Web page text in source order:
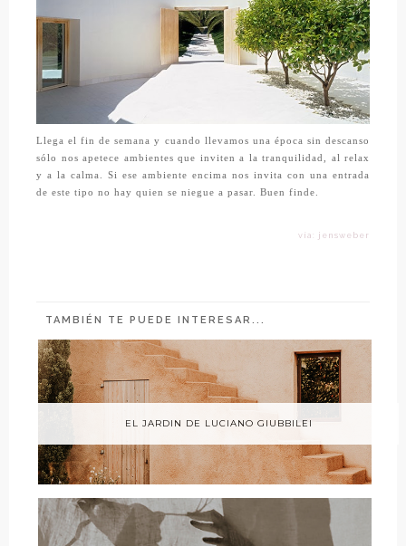
Llega el fin de semana y cuando llevamos una época sin descanso
sólo nos apetece ambientes que inviten a la tranquilidad, al relax
y a la calma. Si ese ambiente encima nos invita con una entrada
de este tipo no hay quien se niegue a pasar. Buen finde.
vía: jensweber
TAMBIÉN TE PUEDE INTERESAR...
EL JARDIN DE LUCIANO GIUBBILEI